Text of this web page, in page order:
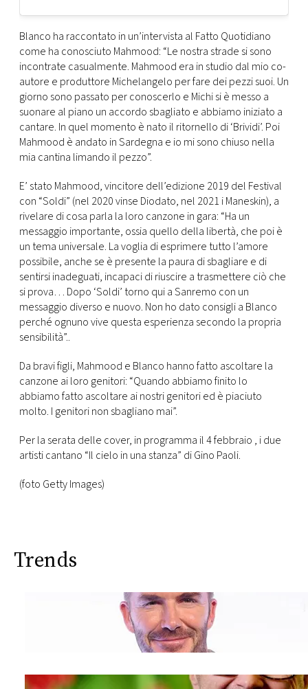
Blanco ha raccontato in un’intervista al Fatto Quotidiano
come ha conosciuto Mahmood: “Le nostra strade si sono
incontrate casualmente. Mahmood era in studio dal mio co-
autore e produttore Michelangelo per fare dei pezzi suoi. Un
giorno sono passato per conoscerlo e Michi si è messo a
suonare al piano un accordo sbagliato e abbiamo iniziato a
cantare. In quel momento è nato il ritornello di ‘Brividi’. Poi
Mahmood è andato in Sardegna e io mi sono chiuso nella
mia cantina limando il pezzo”.
E’ stato Mahmood, vincitore dell’edizione 2019 del Festival
con “Soldi” (nel 2020 vinse Diodato, nel 2021 i Maneskin), a
rivelare di cosa parla la loro canzone in gara: “Ha un
messaggio importante, ossia quello della libertà, che poi è
un tema universale. La voglia di esprimere tutto l’amore
possibile, anche se è presente la paura di sbagliare e di
sentirsi inadeguati, incapaci di riuscire a trasmettere ciò che
si prova… Dopo ‘Soldi’ torno qui a Sanremo con un
messaggio diverso e nuovo. Non ho dato consigli a Blanco
perché ognuno vive questa esperienza secondo la propria
sensibilità”..
Da bravi figli, Mahmood e Blanco hanno fatto ascoltare la
canzone ai loro genitori: “Quando abbiamo finito lo
abbiamo fatto ascoltare ai nostri genitori ed è piaciuto
molto. I genitori non sbagliano mai”.
Per la serata delle cover, in programma il 4 febbraio , i due
artisti cantano “Il cielo in una stanza” di Gino Paoli.
(foto Getty Images)
Trends